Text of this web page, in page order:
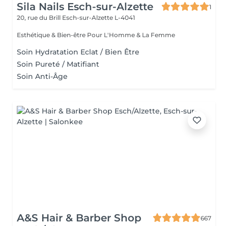
Sila Nails Esch-sur-Alzette
1
20, rue du Brill Esch-sur-Alzette L-4041
Esthétique & Bien-être Pour L'Homme & La Femme
Soin Hydratation Eclat / Bien Être
Soin Pureté / Matifiant
Soin Anti-Âge
A&S Hair & Barber Shop
667